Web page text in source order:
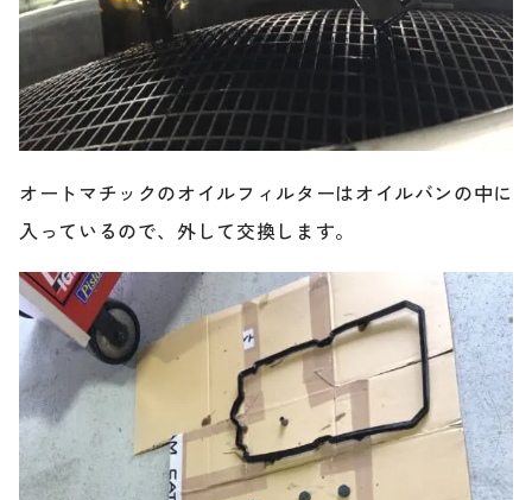
オートマチックのオイルフィルターはオイルバンの中に
入っているので、外して交換します。